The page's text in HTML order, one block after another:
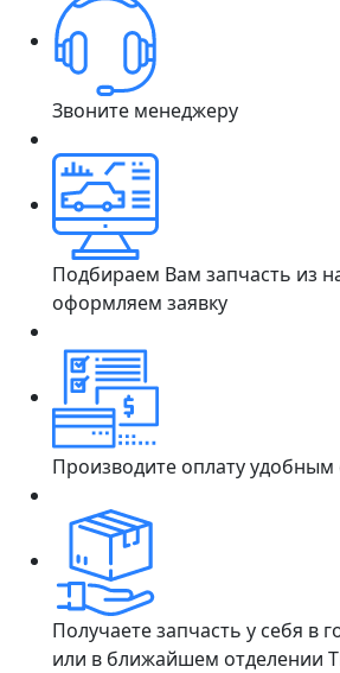
Звоните менеджеру
Подбираем Вам запчасть из
оформляем заявку
Производите оплату
Получаете запчасть у себя в
или в ближайшем отделении